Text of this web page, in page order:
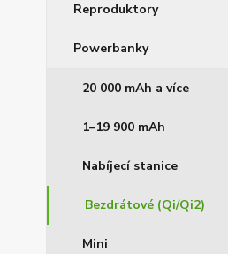
Reproduktory
Powerbanky
20 000 mAh a více
1–19 900 mAh
Nabíjecí stanice
Bezdrátové (Qi/Qi2)
Mini